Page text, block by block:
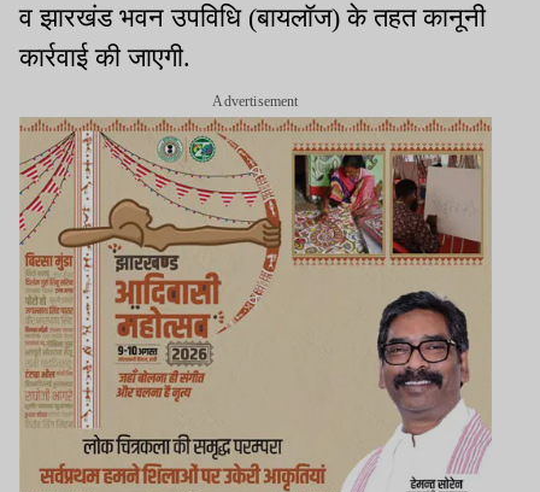
व झारखंड भवन उपविधि (बायलॉज) के तहत कानूनी
कार्रवाई की जाएगी.
Advertisement